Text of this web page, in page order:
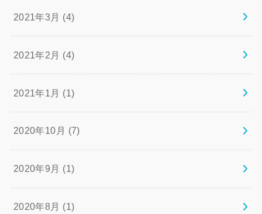
2021年3月 (4)
2021年2月 (4)
2021年1月 (1)
2020年10月 (7)
2020年9月 (1)
2020年8月 (1)